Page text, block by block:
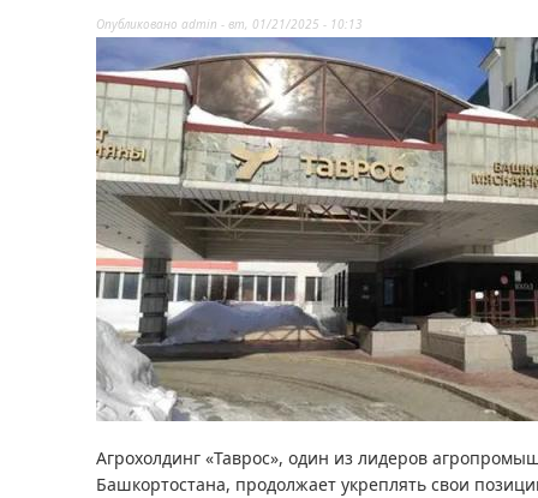
Опубликовано admin - вт, 01/21/2025 - 10:13
Агрохолдинг «Таврос», один из лидеров
Башкортостана, продолжает укреплять свои